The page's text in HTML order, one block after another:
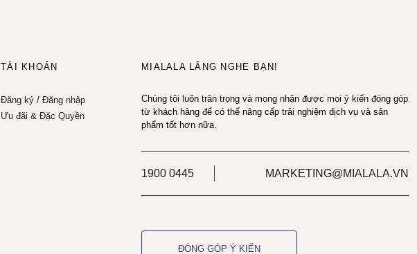
TÀI KHOẢN
Đăng ký/ Đăng nhập
Ưu đãi & Đặc Quyền
MIALALA LẮNG NGHE BẠN!
Chúng tôi luôn trân trọng và mong nhận được mọi ý kiến đóng góp
từ khách hàng để có thể nâng cấp trải nghiệm dịch vụ và sản
phẩm tốt hơn nữa.
1900 0445 MARKETING@MIALALA.VN
ĐÓNG GÓP Ý KIẾN